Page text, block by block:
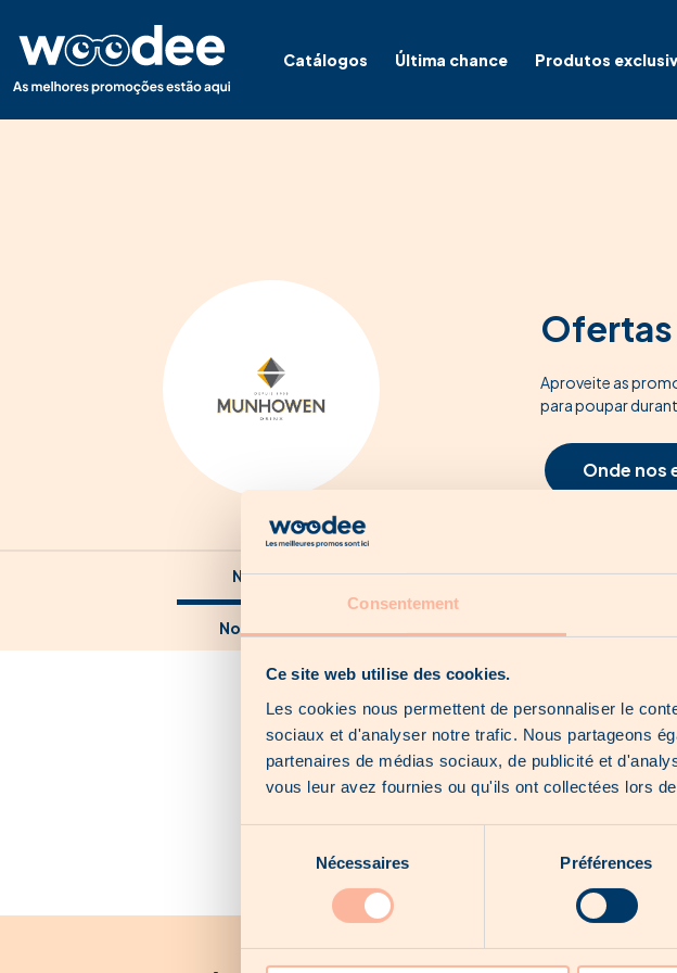
Consentement
Ce site web utilise des cookies.
Les cookies nous permettent de personnaliser le
sociaux et d'analyser notre trafic. Nous partageons
partenaires de médias sociaux, de publicité et
vous leur avez fournies ou qu'ils ont collectées lors
consentement
Nécessaires Préférences
Catálogos Última chance Produtos
Aproveite as
para poupar
Onde nos
Nossos catálogos Nossos shorts
Nossas ofertas locais
Nenhum